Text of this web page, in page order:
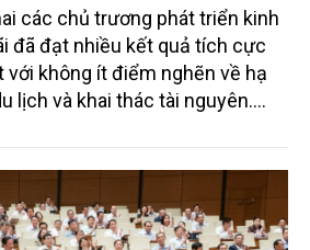
các chủ trương phát triển kinh
đã đạt nhiều kết quả tích cực
với không ít điểm nghẽn về hạ
lịch và khai thác tài nguyên.
tế biển phát triển nhanh, bền
lực quan trọng thúc đẩy tăng
năm 2030, tầm nhìn đến năm